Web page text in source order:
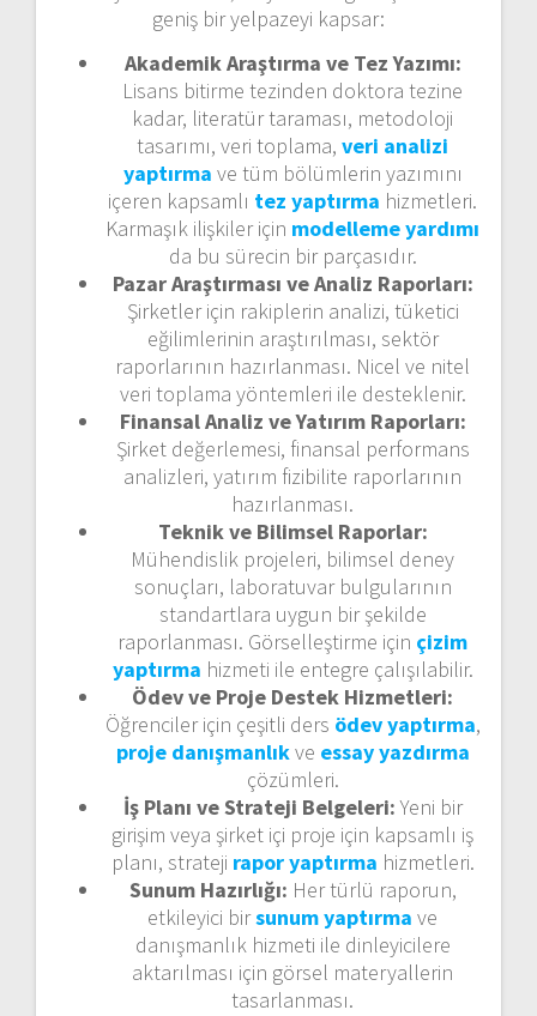
geniş bir yelpazeyi kapsar:
Akademik Araştırma ve Tez Yazımı:
Lisans bitirme tezinden doktora tezine
kadar, literatür taraması, metodoloji
tasarımı, veri toplama, veri analizi
yaptırma ve tüm bölümlerin yazımını
içeren kapsamlı tez yaptırma hizmetleri.
Karmaşık ilişkiler için modelleme yardımı
da bu sürecin bir parçasıdır.
Pazar Araştırması ve Analiz Raporları:
Şirketler için rakiplerin analizi, tüketici
eğilimlerinin araştırılması, sektör
raporlarının hazırlanması. Nicel ve nitel
veri toplama yöntemleri ile desteklenir.
Finansal Analiz ve Yatırım Raporları:
Şirket değerlemesi, finansal performans
analizleri, yatırım fizibilite raporlarının
hazırlanması.
Teknik ve Bilimsel Raporlar:
Mühendislik projeleri, bilimsel deney
sonuçları, laboratuvar bulgularının
standartlara uygun bir şekilde
raporlanması. Görselleştirme için çizim
yaptırma hizmeti ile entegre çalışılabilir.
Ödev ve Proje Destek Hizmetleri:
Öğrenciler için çeşitli ders ödev yaptırma,
proje danışmanlıkve essay yazdırma
çözümleri.
İş Planı ve Strateji Belgeleri:Yeni bir
girişim veya şirket içi proje için kapsamlı iş
planı, strateji rapor yaptırma hizmetleri.
Sunum Hazırlığı: Her türlü raporun,
etkileyici birsunum yaptırma ve
danışmanlık hizmeti ile dinleyicilere
aktarılması için görsel materyallerin
tasarlanması.